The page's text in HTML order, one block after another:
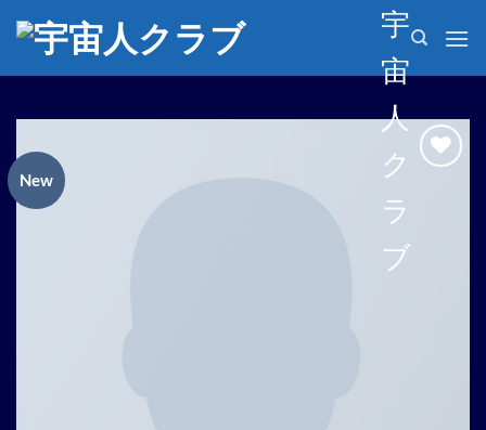
宇
宙
人
ク
ラ
ブ
New